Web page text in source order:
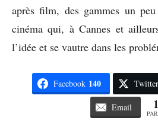
après film, des gammes un
cinéma qui, à Cannes et
l’idée et se vautre dans les
Facebook 140 Twitter
Email